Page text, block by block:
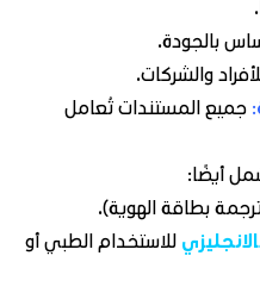
بالجودة.
والشركات.
: جميع المستندات تُعامل
أيضًا:
بطاقة الهوية).
للاستخدام الطبي أو